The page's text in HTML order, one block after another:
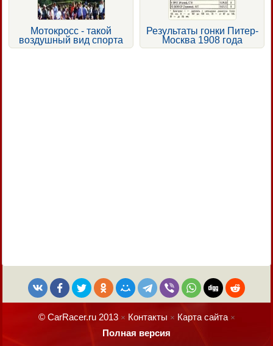
Мотокросс - такой
воздушный вид спорта
Результаты гонки Питер-
Москва 1908 года
© CarRacer.ru 2013× Контакты × Карта сайта×
Полная версия